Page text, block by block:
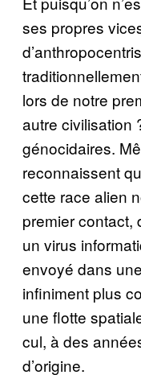
ses propres
lors de notre
autre civilisation
génocidaires.
reconnaissent
cette race alien
premier contact,
un virus
envoyé dans
infiniment plus
une flotte
cul, à des
d’origine.